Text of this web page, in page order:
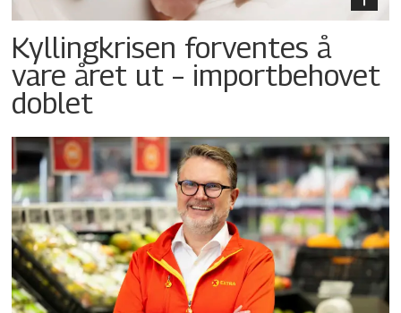
Kyllingkrisen forventes å
vare året ut – importbehovet
doblet